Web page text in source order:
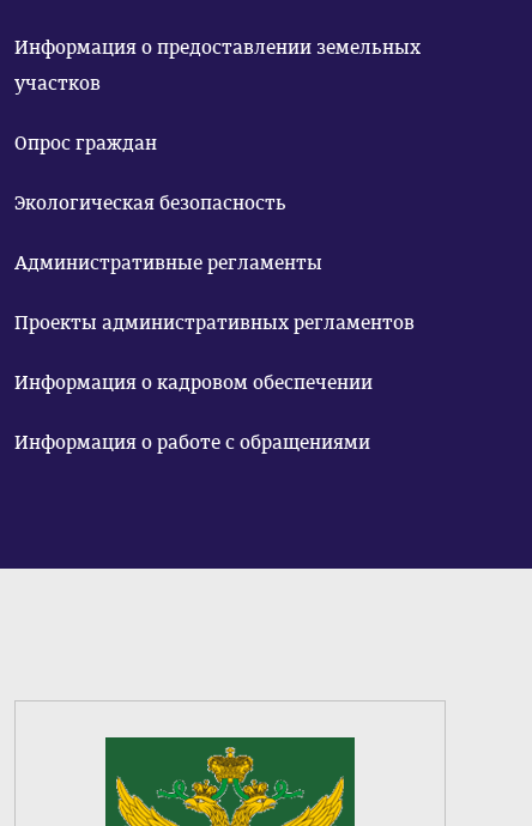
Информация о предоставлении земельных
участков
Опрос граждан
Экологическая безопасность
Административные регламенты
Проекты административных регламентов
Информация о кадровом обеспечении
Информация о работе с обращениями